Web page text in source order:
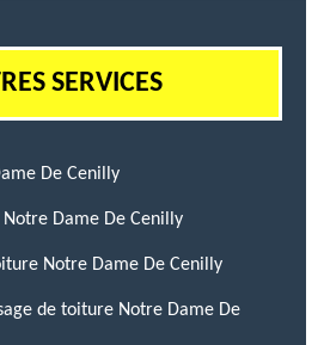
SERVICES
De Cenilly
Notre Dame De Cenilly
Notre Dame De Cenilly
de toiture Notre Dame De